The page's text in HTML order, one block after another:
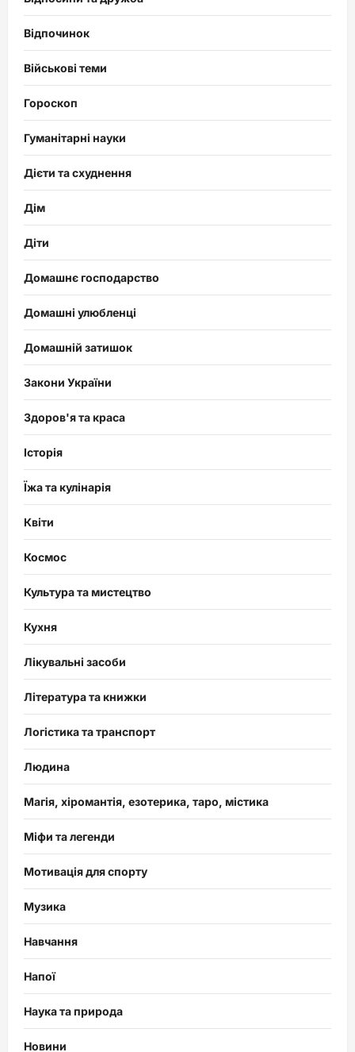
Відпочинок
Військові теми
Гороскоп
Гуманітарні науки
Дієти та схуднення
Дім
Діти
Домашнє господарство
Домашні улюбленці
Домашній затишок
Закони України
Здоров'я та краса
Історія
Їжа та кулінарія
Квіти
Космос
Культура та мистецтво
Кухня
Лікувальні засоби
Література та книжки
Логістика та транспорт
Людина
Магія, хіромантія, езотерика, таро, містика
Міфи та легенди
Мотивація для спорту
Музика
Навчання
Напої
Наука та природа
Новини